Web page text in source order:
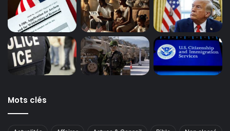
Mots clés